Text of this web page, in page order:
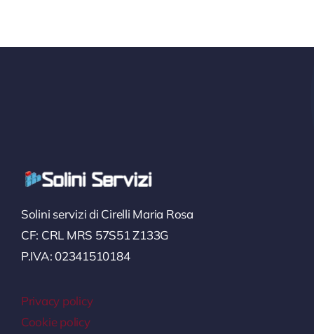
Solini servizi di Cirelli Maria Rosa
CF: CRL MRS 57S51 Z133G
P.IVA: 02341510184
Privacy policy
Cookie policy